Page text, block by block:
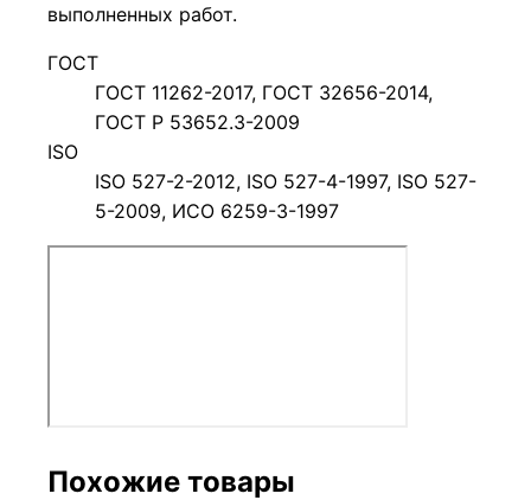
выполненных работ.
ГОСТ
ГОСТ 11262-2017, ГОСТ 32656-2014,
ГОСТ Р 53652.3-2009
ISO
ISO 527-2-2012, ISO 527-4-1997, ISO 527-
5-2009, ИСО 6259-3-1997
Похожие товары